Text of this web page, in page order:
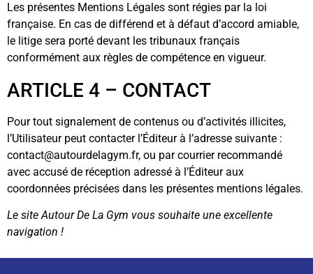
Les présentes Mentions Légales sont régies par la loi
française. En cas de différend et à défaut d’accord amiable,
le litige sera porté devant les tribunaux français
conformément aux règles de compétence en vigueur.
ARTICLE 4 – CONTACT
Pour tout signalement de contenus ou d’activités illicites,
l’Utilisateur peut contacter l’Éditeur à l’adresse suivante :
contact@autourdelagym.fr, ou par courrier recommandé
avec accusé de réception adressé à l’Éditeur aux
coordonnées précisées dans les présentes mentions légales.
Le site Autour De La Gym vous souhaite une excellente
navigation !